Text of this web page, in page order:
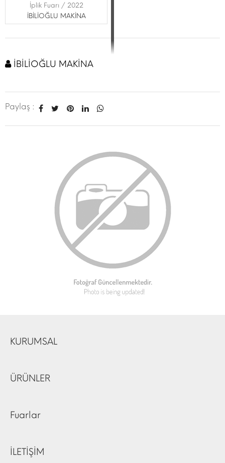
İplik Fuarı / 2022
İBİLİOĞLU MAKİNA
İBİLİOĞLU MAKİNA
Paylaş :
KURUMSAL
ÜRÜNLER
Fuarlar
İLETİŞİM